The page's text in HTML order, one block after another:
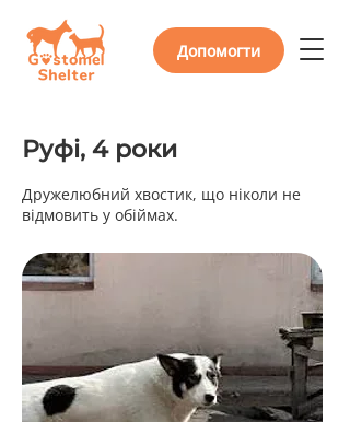
Допомогти
Руфі, 4 роки
Дружелюбний хвостик, що ніколи не
відмовить у обіймах.